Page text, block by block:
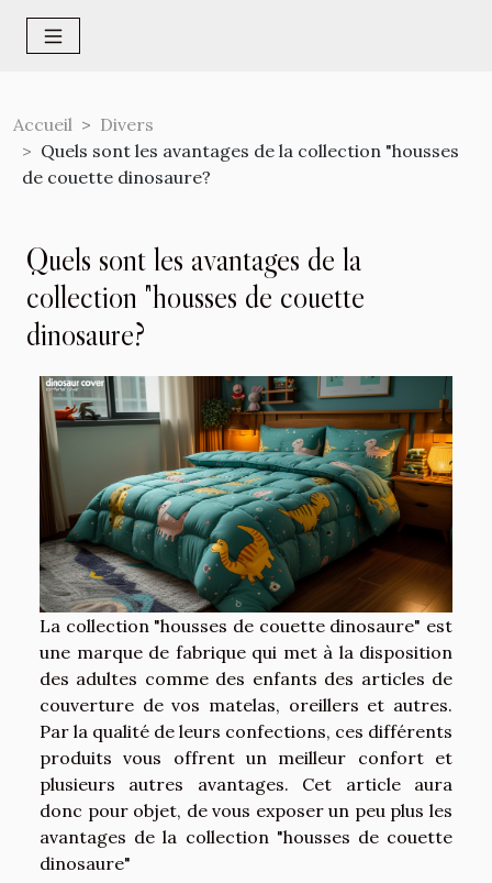
Accueil
Divers
Quels sont les avantages de la collection "housses
de couette dinosaure?
Quels sont les avantages de la
collection "housses de couette
dinosaure?
La collection "housses de couette dinosaure" est
une marque de fabrique qui met à la disposition
des adultes comme des enfants des articles de
couverture de vos matelas, oreillers et autres.
Par la qualité de leurs confections, ces différents
produits vous offrent un meilleur confort et
plusieurs autres avantages. Cet article aura
donc pour objet, de vous exposer un peu plus les
avantages de la collection "housses de couette
dinosaure"